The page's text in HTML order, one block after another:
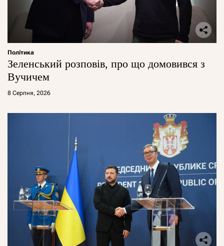
Політика
Зеленський розповів, про що домовився з
Вучичем
8 Серпня, 2026